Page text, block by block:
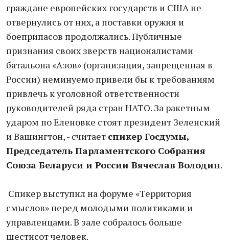
граждане европейских государств и США не
отвернулись от них, а поставки оружия и
боеприпасов продолжались. Публичные
признания своих зверств националистами
батальона «Азов» (организация, запрещенная в
России) неминуемо привели бы к требованиям
привлечь к уголовной ответственности
руководителей ряда стран НАТО. За ракетным
ударом по Еленовке стоят президент Зеленский
и Вашингтон, - считает спикер Госдумы,
Председатель Парламентского Собрания
Союза Беларуси и России Вячеслав Володин.
Спикер выступил на форуме «Территория
смыслов» перед молодыми политиками и
управленцами. В зале собралось больше
шестисот человек.